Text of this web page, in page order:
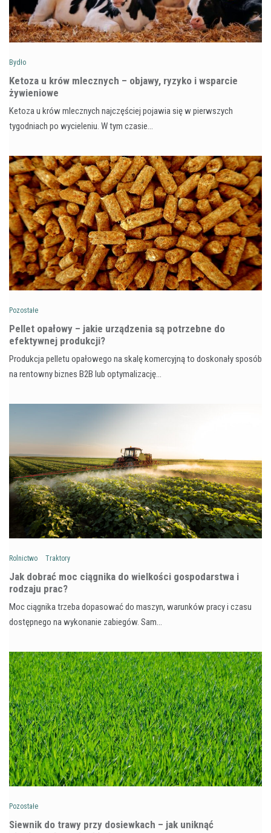
Bydło
Ketoza u krów mlecznych – objawy, ryzyko i wsparcie
żywieniowe
Ketoza u krów mlecznych najczęściej pojawia się w pierwszych
tygodniach po wycieleniu. W tym czasie…
Pozostałe
Pellet opałowy – jakie urządzenia są potrzebne do
efektywnej produkcji?
Produkcja pelletu opałowego na skalę komercyjną to doskonały sposób
na rentowny biznes B2B lub optymalizację…
Rolnictwo Traktory
Jak dobrać moc ciągnika do wielkości gospodarstwa i
rodzaju prac?
Moc ciągnika trzeba dopasować do maszyn, warunków pracy i czasu
dostępnego na wykonanie zabiegów. Sam…
Pozostałe
Siewnik do trawy przy dosiewkach – jak uniknąć